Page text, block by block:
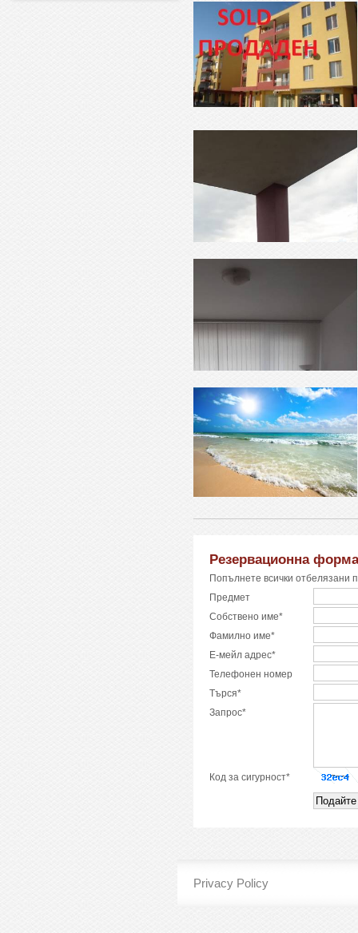
Резервационна форма
Попълнете всички отбелязани
Предмет
Собствено име*
Фамилно име*
Е-мейл адрес*
Телефонен номер
Търся*
Запрос*
Код за сигурност*
Privacy Policy